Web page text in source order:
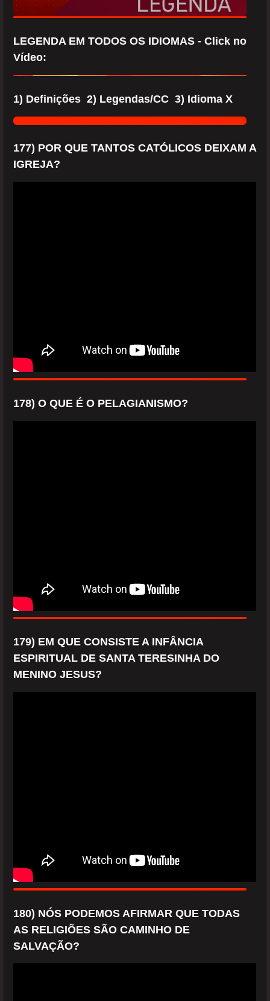
LEGENDA EM TODOS OS IDIOMAS - Click no
Vídeo:
1) Definições 2) Legendas/CC 3) Idioma X
177) POR QUE TANTOS CATÓLICOS DEIXAM A
IGREJA?
178) O QUE É O PELAGIANISMO?
179) EM QUE CONSISTE A INFÂNCIA
ESPIRITUAL DE SANTA TERESINHA DO
MENINO JESUS?
180) NÓS PODEMOS AFIRMAR QUE TODAS
AS RELIGIÕES SÃO CAMINHO DE
SALVAÇÃO?